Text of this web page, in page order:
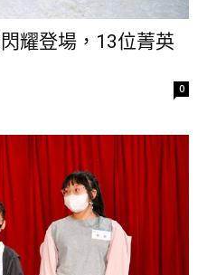
耀登場，13位菁英
0